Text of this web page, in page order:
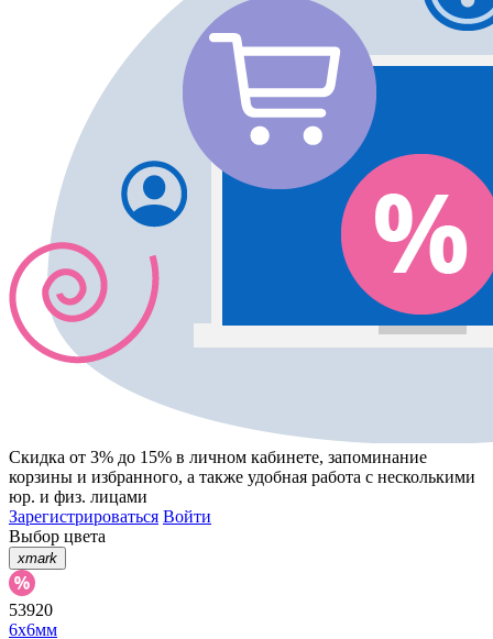
Скидка от 3% до 15% в личном кабинете, запоминание
корзины и избранного, а также удобная работа с несколькими
юр. и физ. лицами
Зарегистрироваться Войти
Выбор цвета
xmark
53920
6х6мм